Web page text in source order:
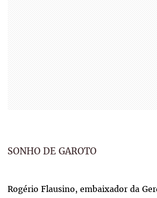
SONHO DE GAROTO
Rogério Flausino, embaixador da